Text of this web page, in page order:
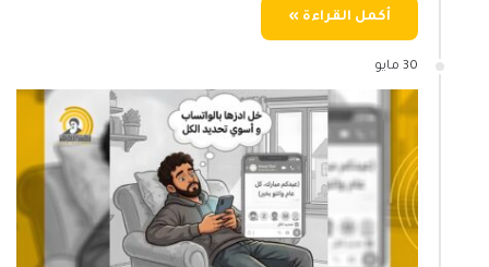
أكمل القراءة »
30 مايو